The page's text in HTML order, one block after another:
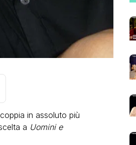
in assoluto più
a Uomini e